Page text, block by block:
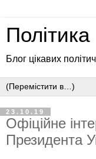
Політика
Блог цікавих
23.10.19
Офіційне
Президента